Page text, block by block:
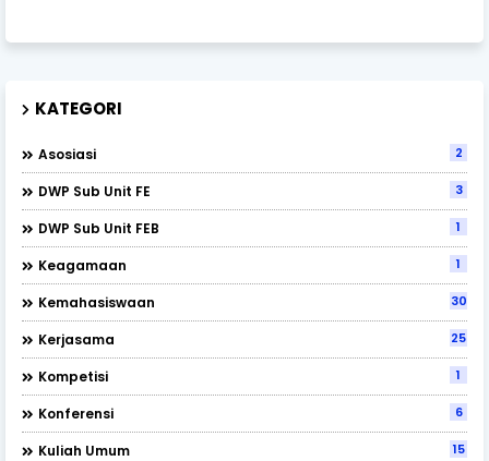
KATEGORI
Asosiasi 2
DWP Sub Unit FE 3
DWP Sub Unit FEB 1
Keagamaan 1
Kemahasiswaan 30
Kerjasama 25
Kompetisi 1
Konferensi 6
Kuliah Umum 15